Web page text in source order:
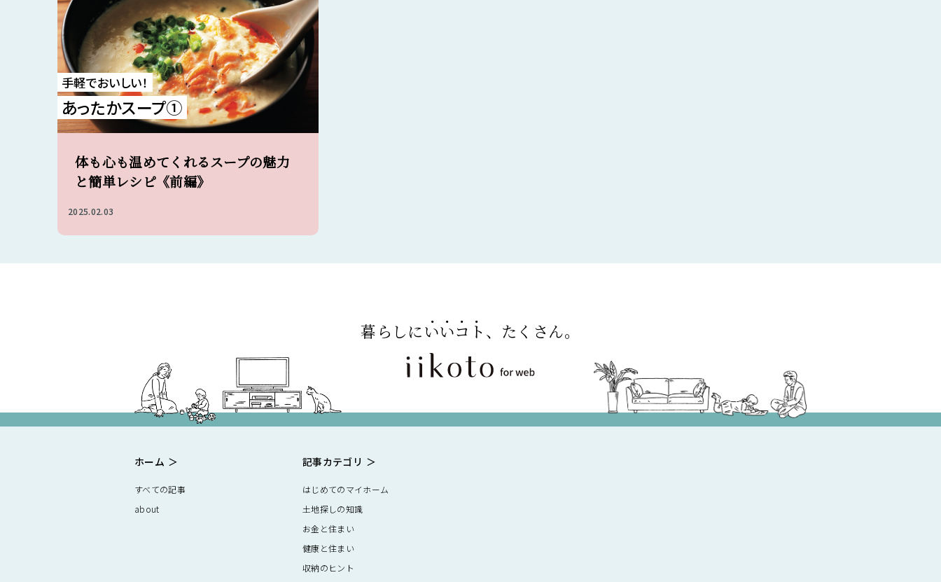
手軽でおいしい！
あったかスープ①
体も心も温めてくれるスープの魅力
と簡単レシピ《前編》
2025.02.03
暮らしにいいコト、たくさん。
ホーム
すべての記事
about
記事カテゴリ
はじめてのマイホーム
土地探しの知識
お金と住まい
健康と住まい
収納のヒント